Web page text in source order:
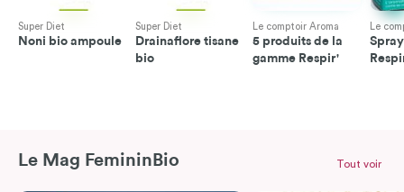
Super Diet
Noni bio ampoule
Super Diet
Drainaflore tisane
bio
Le comptoir Aroma
5 produits de la
gamme Respir'
Le
Le Mag FemininBio Tout voir